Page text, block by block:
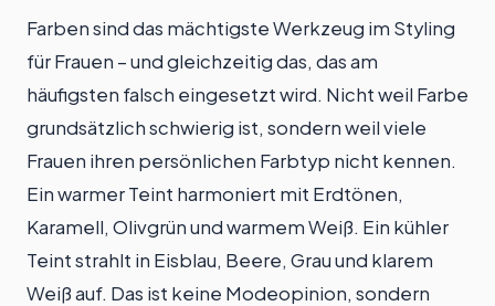
Farben sind das mächtigste Werkzeug im Styling
für Frauen – und gleichzeitig das, das am
häufigsten falsch eingesetzt wird. Nicht weil Farbe
grundsätzlich schwierig ist, sondern weil viele
Frauen ihren persönlichen Farbtyp nicht kennen.
Ein warmer Teint harmoniert mit Erdtönen,
Karamell, Olivgrün und warmem Weiß. Ein kühler
Teint strahlt in Eisblau, Beere, Grau und klarem
Weiß auf. Das ist keine Modeopinion, sondern